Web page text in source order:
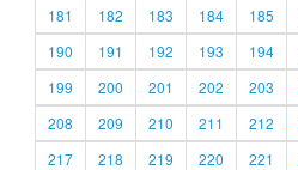
181
182 183 184 185
190
191 192 193 194
199
200 201 202 203
208
209 210 211 212
217
218 219 220 221